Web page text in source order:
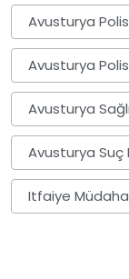
Avusturya
Avusturya
Avusturya
Avusturya Suç
Itfaiye